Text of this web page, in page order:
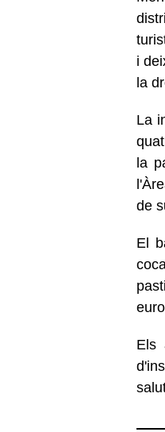
i
la
La
la
de
El
Els